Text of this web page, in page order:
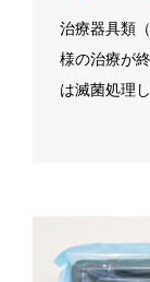
治療器具類
様の治療が
は滅菌処理